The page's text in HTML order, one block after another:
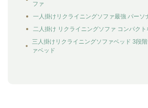
ファ
一人掛けリクライニングソファ最強 パーソ
二人掛け リクライニングソファ コンパクト
三人掛けリクライニングソファベッド 3段
ァベッド